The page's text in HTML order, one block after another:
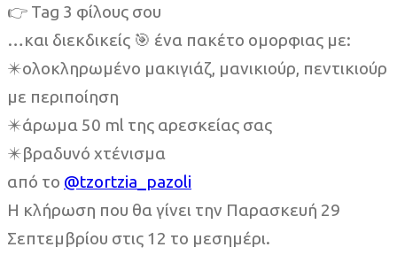
👉 Tag 3 φίλους σου
…και διεκδικείς 🎯 ένα πακέτο ομορφιας με:
✴️ολοκληρωμένο μακιγιάζ, μανικιούρ, πεντικιούρ
με περιποίηση
✴️άρωμα 50 ml της αρεσκείας σας
✴️βραδυνό χτένισμα
από το @tzortzia_pazoli
Η κλήρωση που θα γίνει την Παρασκευή 29
Σεπτεμβρίου στις 12 το μεσημέρι.